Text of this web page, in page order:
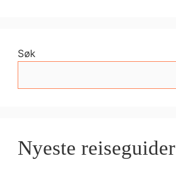
Søk
Nyeste reiseguider